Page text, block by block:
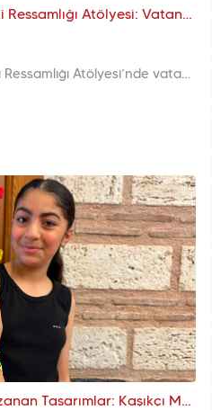
Ayvansaray Bahçe'de Bitki Ressamlığı Atölyesi: Vatandaşlarımız Doğayı Sanatla Buluşturuyor
Ayvansaray Bahçe’deki Bitki Ressamlığı Atölyesi’nde vatandaşlar bahçedeki bitki ve çiçeklerden ilham alarak resim yapma şansı yakalıyor. Etkinlik doğayla sanatı buluşturarak katılımcılara keyifli bir deneyim sunuyor.
Hayal Gücünden Bileğe Uzanan Tasarımlar: Kaşıkçı Mustafa Efendi Çocuk Durağı'nda Bileklik Tasarımı Etkinliği